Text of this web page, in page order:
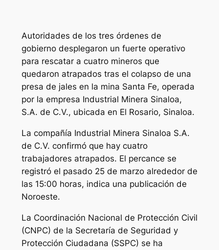
Autoridades de los tres órdenes de
gobierno desplegaron un fuerte operativo
para rescatar a cuatro mineros que
quedaron atrapados tras el colapso de una
presa de jales en la mina Santa Fe, operada
por la empresa Industrial Minera Sinaloa,
S.A. de C.V., ubicada en El Rosario, Sinaloa.
La compañía Industrial Minera Sinaloa S.A.
de C.V. confirmó que hay cuatro
trabajadores atrapados. El percance se
registró el pasado 25 de marzo alrededor de
las 15:00 horas, indica una publicación de
Noroeste.
La Coordinación Nacional de Protección Civil
(CNPC) de la Secretaría de Seguridad y
Protección Ciudadana (SSPC) se ha